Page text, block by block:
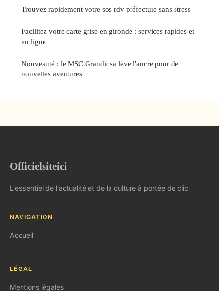
Trouvez rapidement votre sos rdv préfecture sans stress
Facilitez votre carte grise en gironde : services rapides et
en ligne
Nouveauté : le MSC Grandiosa lève l'ancre pour de
nouvelles aventures
Officielsiteici
L'essentiel de l'actualité et de la culture à portée de clic
NAVIGATION
Accueil
LÉGAL
Mentions légales